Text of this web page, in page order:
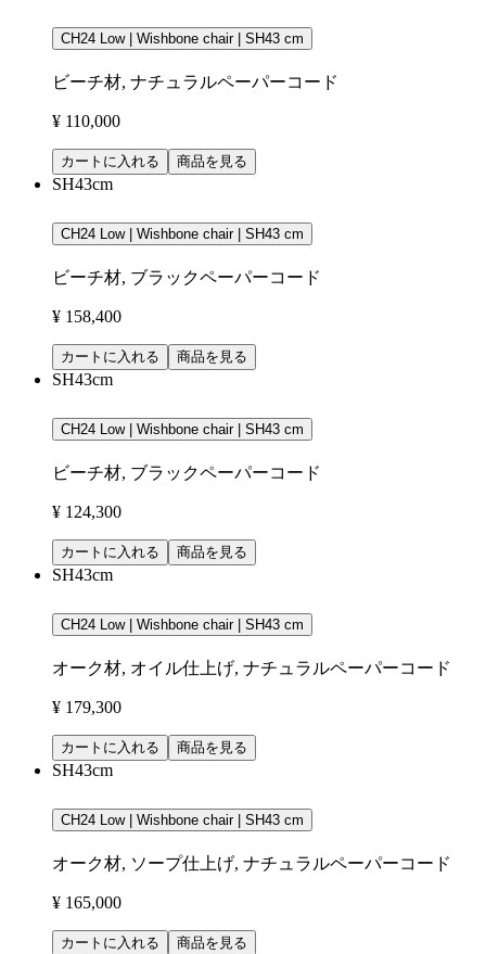
CH24 Low | Wishbone chair | SH43 cm
ビーチ材, ナチュラルペーパーコード
¥ 110,000
カートに入れる 商品を見る
SH43cm
CH24 Low | Wishbone chair | SH43 cm
ビーチ材, ブラックペーパーコード
¥ 158,400
カートに入れる 商品を見る
SH43cm
CH24 Low | Wishbone chair | SH43 cm
ビーチ材, ブラックペーパーコード
¥ 124,300
カートに入れる 商品を見る
SH43cm
CH24 Low | Wishbone chair | SH43 cm
オーク材, オイル仕上げ, ナチュラルペーパーコード
¥ 179,300
カートに入れる 商品を見る
SH43cm
CH24 Low | Wishbone chair | SH43 cm
オーク材, ソープ仕上げ, ナチュラルペーパーコード
¥ 165,000
カートに入れる 商品を見る